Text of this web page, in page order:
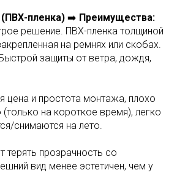
пленка) ➡️ Преимущества:
решение. ПВХ-пленка толщиной
на ремнях или скобах.
защиты от ветра, дождя,
цена и простота монтажа, плохо
на короткое время), легко
снимаются на лето.
терять прозрачность со
вид менее эстетичен, чем у